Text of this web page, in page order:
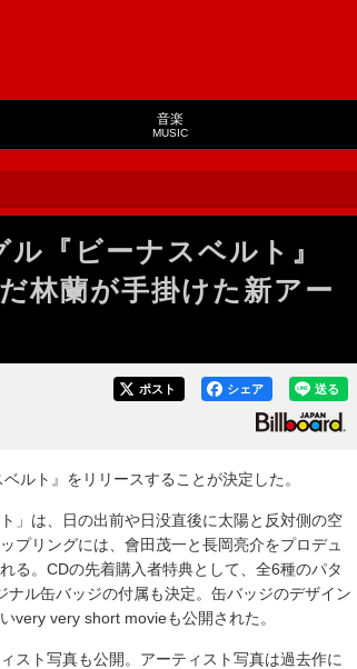
音楽
MUSIC
『ビーナスベルト』
林蘭が手掛けた新アー
送る
シェア
ポスト
ルト』をリリースすることが決定した。
」は、日の出前や日没直後に太陽と反対側の空
プリングには、會田茂一と長岡亮介をプロデュ
る。CDの先着購入者特典として、全6種のパタ
ル缶バッジの付属も決定。缶バッジのデザイン
very very short movieも公開された。
スト写真も公開。アーティスト写真は過去作に